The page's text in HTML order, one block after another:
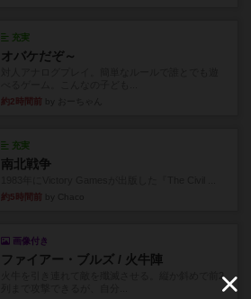
充実
オバケだぞ～
約2時間前
充実
南北戦争
約5時間前
画像付き
ファイアー・ブルズ / 火牛陣
火牛を引き連れて敵を殲滅させる。縦か斜めで前2